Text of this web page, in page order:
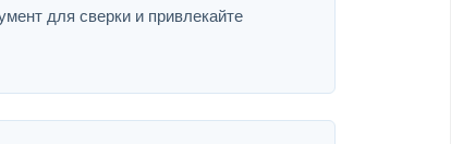
для сверки и привлекайте